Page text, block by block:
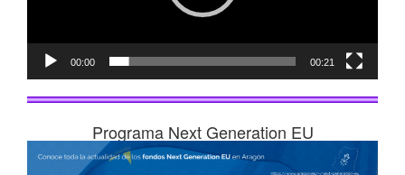
00:00 00:21
Programa Next Generation EU